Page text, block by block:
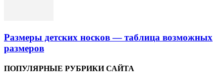
Размеры детских носков — таблица возможных
размеров
ПОПУЛЯРНЫЕ РУБРИКИ САЙТА